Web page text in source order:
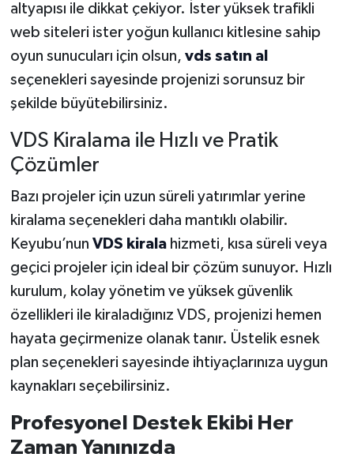
altyapısı ile dikkat çekiyor. İster yüksek trafikli
web siteleri ister yoğun kullanıcı kitlesine sahip
oyun sunucuları için olsun, vds satın al
seçenekleri sayesinde projenizi sorunsuz bir
şekilde büyütebilirsiniz.
VDS Kiralama ile Hızlı ve Pratik
Çözümler
Bazı projeler için uzun süreli yatırımlar yerine
kiralama seçenekleri daha mantıklı olabilir.
Keyubu’nun VDS kiralahizmeti, kısa süreli veya
geçici projeler için ideal bir çözüm sunuyor. Hızlı
kurulum, kolay yönetim ve yüksek güvenlik
özellikleri ile kiraladığınız VDS, projenizi hemen
hayata geçirmenize olanak tanır. Üstelik esnek
plan seçenekleri sayesinde ihtiyaçlarınıza uygun
kaynakları seçebilirsiniz.
Profesyonel Destek Ekibi Her
Zaman Yanınızda